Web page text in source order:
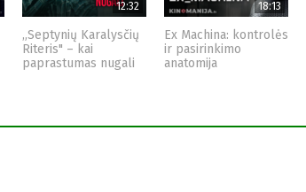
12:32
„Septynių Karalysčių
Riteris" – kai
paprastumas nugali
18:13
Ex Machina: kontrolės
ir pasirinkimo
anatomija